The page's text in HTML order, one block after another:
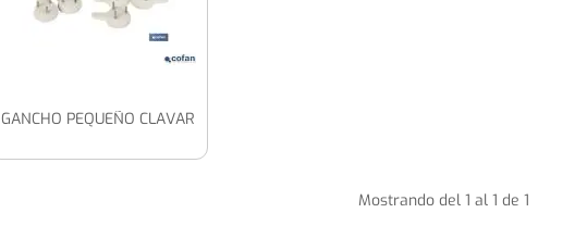
GANCHO PEQUEÑO CLAVAR
Mostrando del 1 al 1 de 1